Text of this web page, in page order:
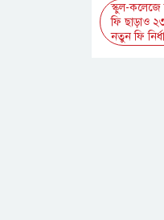
স্কুল-কলেজে
ফি ছাড়াও
নতুন ফি